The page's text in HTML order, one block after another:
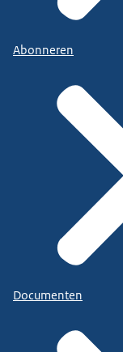
Abonneren
Documenten